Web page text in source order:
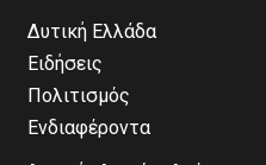
Δυτική Ελλάδα
Ειδήσεις
Πολιτισμός
Ενδιαφέροντα